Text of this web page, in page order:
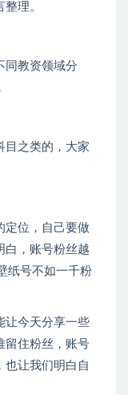
理。
同教资领域分
目之类的，大家
定位，自己要做
白，账号粉丝越
纸号不如一千粉
让今天分享一些
留住粉丝，账号
也让我们明白自